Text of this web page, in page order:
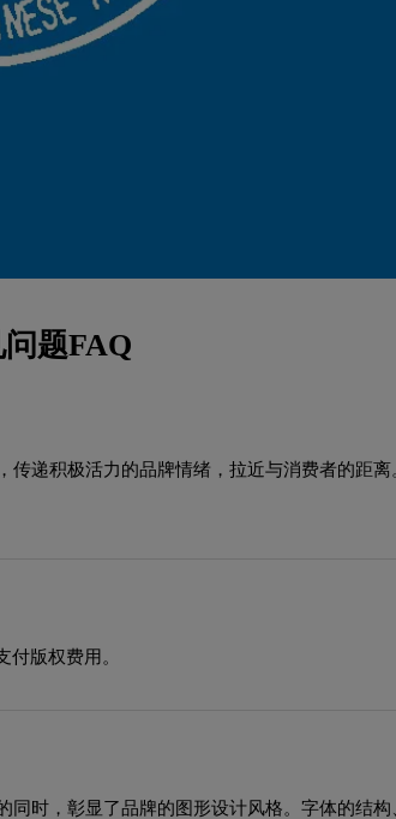
题FAQ
递积极活力的品牌情绪，拉近与消费者的距
版权费用。
时，彰显了品牌的图形设计风格。字体的结